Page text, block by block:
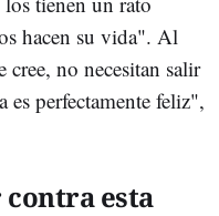
hacen su vida". Al
no necesitan salir
es perfectamente feliz",
contra esta